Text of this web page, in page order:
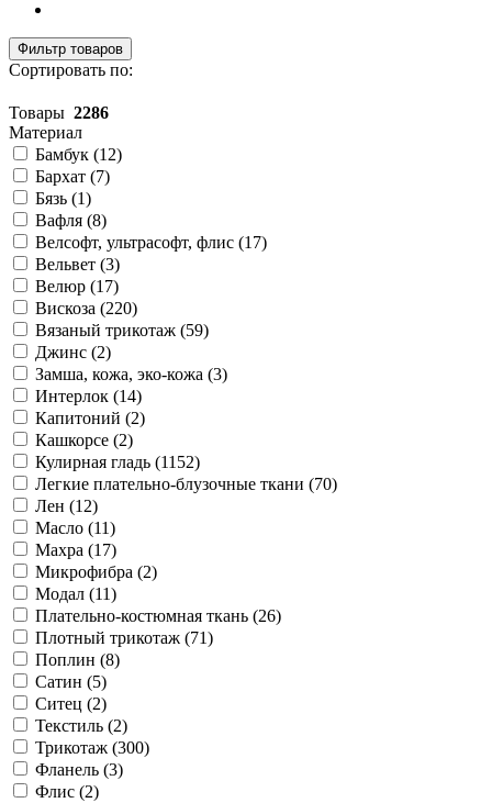
Фильтр товаров
Сортировать по:
Товары 2286
Материал
Бамбук (12)
Бархат (7)
Бязь (1)
Вафля (8)
Велсофт, ультрасофт, флис (17)
Вельвет (3)
Велюр (17)
Вискоза (220)
Вязаный трикотаж (59)
Джинс (2)
Замша, кожа, эко-кожа (3)
Интерлок (14)
Капитоний (2)
Кашкорсе (2)
Кулирная гладь (1152)
Легкие плательно-блузочные ткани (70)
Лен (12)
Масло (11)
Махра (17)
Микрофибра (2)
Модал (11)
Плательно-костюмная ткань (26)
Плотный трикотаж (71)
Поплин (8)
Сатин (5)
Ситец (2)
Текстиль (2)
Трикотаж (300)
Фланель (3)
Флис (2)